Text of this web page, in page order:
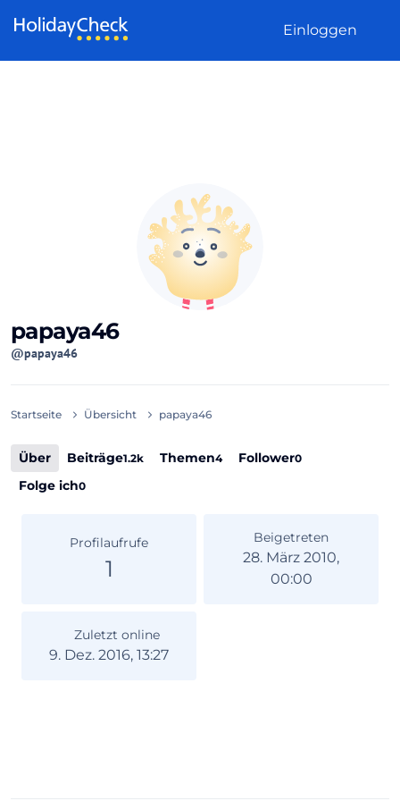
Einloggen
papaya46
@papaya46
Startseite Übersicht papaya46
Über Beiträge1.2k Themen4 Follower0
Folge ich0
Profilaufrufe
1
Beigetreten
28. März 2010,
00:00
Zuletzt online
9. Dez. 2016, 13:27